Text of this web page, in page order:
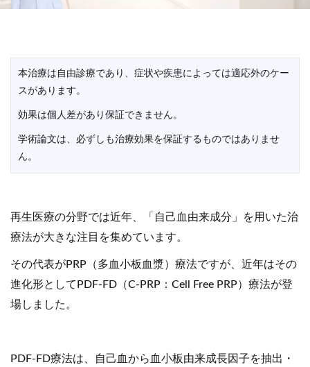
本治療は自由診療であり、症状や疾患によっては適応外のケー
スがあります。
効果は個人差があり保証できません。
学術論文は、必ずしも治療効果を保証するものではありませ
ん。
再生医療の分野では近年、「自己血由来成分」を用いた治
療法が大きな注目を集めています。
その代表がPRP（多血小板血漿）療法ですが、近年はその
進化形としてPDF-FD（C-PRP：Cell Free PRP）療法が登
場しました。
PDF-FD療法は、自己血から血小板由来成長因子を抽出・